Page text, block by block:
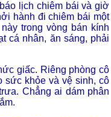
lịch chiêm bái và giờ
hành đi chiêm bái một
trong vòng bán kính
cá nhân, ăn sáng, phải
giấc. Riêng phòng cô
sức khỏe và vệ sinh, cô
Chẳng ai dám phân